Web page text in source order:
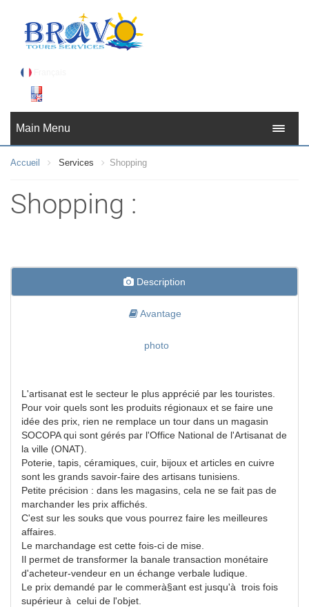
Français
Main Menu
Accueil Services Shopping
Shopping :
Description
Avantage
photo
L'artisanat est le secteur le plus apprécié par les touristes.
Pour voir quels sont les produits régionaux et se faire une
idée des prix, rien ne remplace un tour dans un magasin
SOCOPA qui sont gérés par l'Office National de l'Artisanat de
la ville (ONAT).
Poterie, tapis, céramiques, cuir, bijoux et articles en cuivre
sont les grands savoir-faire des artisans tunisiens.
Petite précision : dans les magasins, cela ne se fait pas de
marchander les prix affichés.
C'est sur les souks que vous pourrez faire les meilleures
affaires.
Le marchandage est cette fois-ci de mise.
Il permet de transformer la banale transaction monétaire
d'acheteur-vendeur en un échange verbale ludique.
Le prix demandé par le commerà§ant est jusqu'à trois fois
supérieur à celui de l'objet.